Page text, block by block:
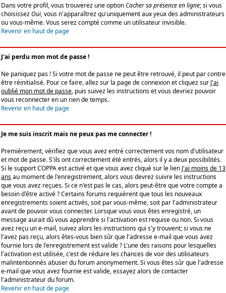
Dans votre profil, vous trouverez une optionCacher sa présence en ligne; si vous
choisissezOui, vous n'apparaîtrez qu'uniquement aux yeux des administrateurs
ou vous-même. Vous serez compté comme un utilisateur invisible.
Revenir en haut de page
J'ai perdu mon mot de passe !
Ne paniquez pas ! Si votre mot de passe ne peut être retrouvé, il peut par contre
être réinitialisé. Pour ce faire, allez sur la page de connexion et cliquez sur J'ai
oublié mon mot de passe, puis suivez les instructions et vous devriez pouvoir
vous reconnecter en un rien de temps.
Revenir en haut de page
Je me suis inscrit mais ne peux pas me connecter !
Premièrement, vérifiez que vous avez entré correctement vos nom d'utilisateur
et mot de passe. S'ils ont correctement été entrés, alors il y a deux possibilités.
Si le support COPPA est activé et que vous avez cliqué sur le lien J'ai moins de 13
ansau moment de l'enregistrement, alors vous devrez suivre les instructions
que vous avez reçues. Si ce n'est pas le cas, alors peut-être que votre compte a
besoin d'être activé ? Certains forums requièrent que tous les nouveaux
enregistrements soient activés, soit par vous-même, soit par l'administrateur
avant de pouvoir vous connecter. Lorsque vous vous êtes enregistré, un
message aurait dû vous apprendre si l'activation est requise ou non. Si vous
avez reçu un e-mail, suivez alors les instructions qui s'y trouvent; si vous ne
l'avez pas reçu, alors êtes-vous bien sûr que l'adresse e-mail que vous avez
fournie lors de l'enregistrement est valide ? L'une des raisons pour lesquelles
l'activation est utilisée, c'est de réduire les chances de voir des utilisateurs
malintentionnés abuser du forum anonymement. Si vous êtes sûr que l'adresse
e-mail que vous avez fournie est valide, essayez alors de contacter
l'administrateur du forum.
Revenir en haut de page